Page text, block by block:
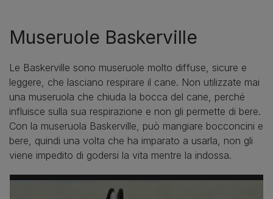
Museruole Baskerville
Le Baskerville sono museruole molto diffuse, sicure e
leggere, che lasciano respirare il cane. Non utilizzate mai
una museruola che chiuda la bocca del cane, perché
influisce sulla sua respirazione e non gli permette di bere.
Con la museruola Baskerville, può mangiare bocconcini e
bere, quindi una volta che ha imparato a usarla, non gli
viene impedito di godersi la vita mentre la indossa.